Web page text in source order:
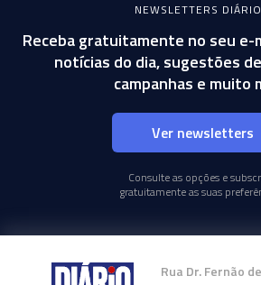
NEWSLETTERS DIÁRIO
Receba gratuitamente no seu e-
notícias do dia, sugestões
campanhas e muito
Ver newsletters
Consulte as opções e
gratuitamente as suas
Rua Dr. Fernão